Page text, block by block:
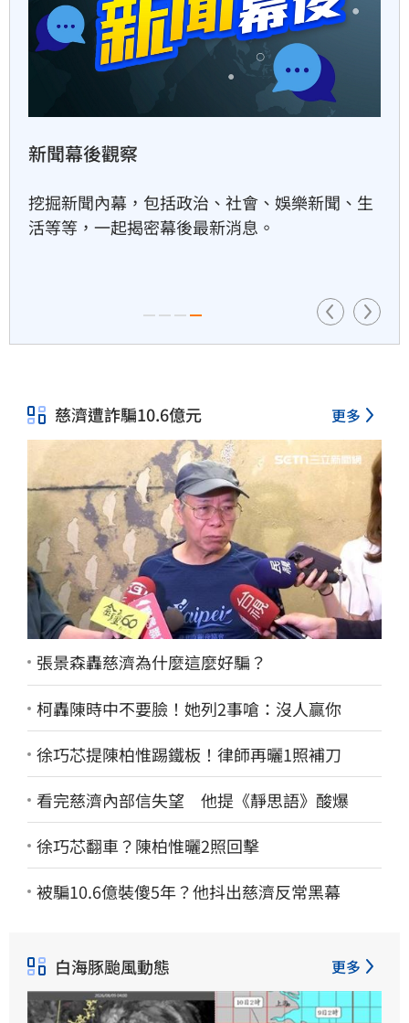
新／白海豚近北部海面！氣象
署發豪雨特報
6小時前
7小時前
白海豚颱風動態
白海豚逐漸由日韓上空的副熱帶高壓接手導引，
開始往正西方向移動，預計週五穿越日本沖繩
慈濟遭詐騙10.6億元 更多
張景森轟慈濟為什麼這麼好騙？
柯轟陳時中不要臉！她列2事嗆：沒人贏你
徐巧芯提陳柏惟踢鐵板！律師再曬1照補刀
看完慈濟內部信失望 他提《靜思語》酸爆
徐巧芯翻車？陳柏惟曬2照回擊
被騙10.6億裝傻5年？他抖出慈濟反常黑幕
白海豚颱風動態 更多